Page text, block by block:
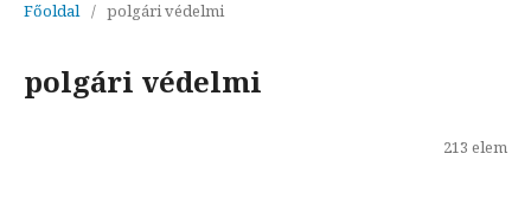
Főoldal / polgári védelmi
polgári védelmi
213 elem